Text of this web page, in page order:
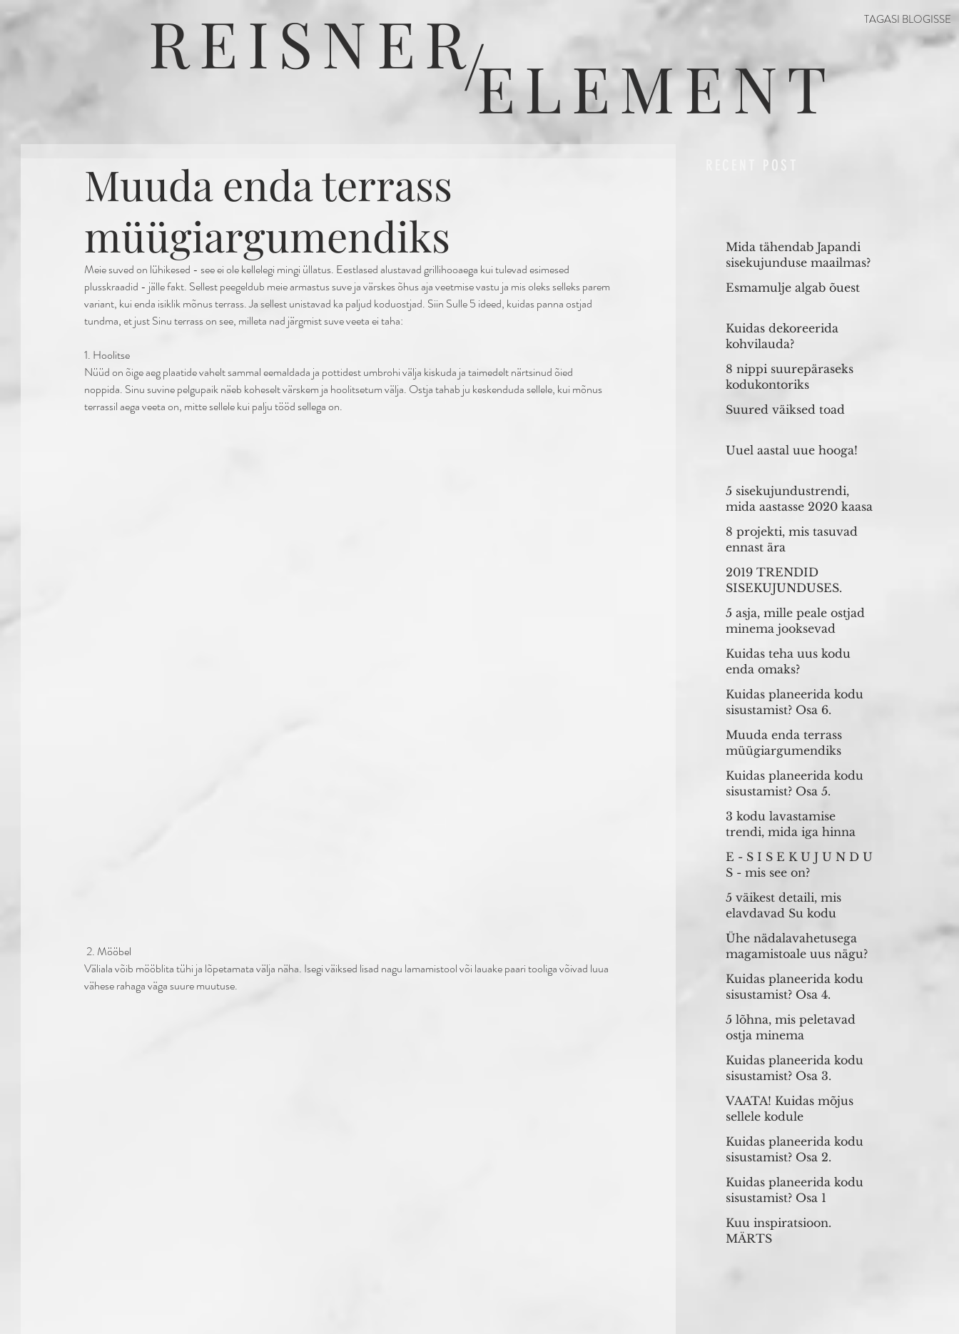
/
ELEMENT
REISNER TAGASI BLOGISSE
Muuda enda terrass
müügiargumendiks
Meie suved on lühikesed - see ei ole kellelegi mingi üllatus. Eestlased alustavad grillihooaega kui tulevad esimesed
plusskraadid - jälle fakt. Sellest peegeldub meie armastus suve ja värskes õhus aja veetmise vastu ja mis oleks selleks parem
variant, kui enda isiklik mõnus terrass. Ja sellest unistavad ka paljud koduostjad. Siin Sulle 5 ideed, kuidas panna ostjad
tundma, et just Sinu terrass on see, milleta nad järgmist suve veeta ei taha:
1. Hoolitse
Nüüd on õige aeg plaatide vahelt sammal eemaldada ja pottidest umbrohi välja kiskuda ja taimedelt närtsinud õied
noppida. Sinu suvine pelgupaik näeb koheselt värskem ja hoolitsetum välja. Ostja tahab ju keskenduda sellele, kui mõnus
terrassil aega veeta on, mitte sellele kui palju tööd sellega on.
2. Mööbel
Väliala võib mööblita tühi ja lõpetamata välja näha. Isegi väiksed lisad nagu lamamistool või lauake paari tooliga võivad luua
vähese rahaga väga suure muutuse.
RECENT POST
Mida tähendab Japandi
sisekujunduse maailmas?
Esmamulje algab õuest
Kuidas dekoreerida
kohvilauda?
8 nippi suurepäraseks
kodukontoriks
Suured väiksed toad
Uuel aastal uue hooga!
5 sisekujundustrendi,
mida aastasse 2020 kaasa
8 projekti, mis tasuvad
ennast ära
2019 TRENDID
SISEKUJUNDUSES.
5 asja, mille peale ostjad
minema jooksevad
Kuidas teha uus kodu
enda omaks?
Kuidas planeerida kodu
sisustamist? Osa 6.
Muuda enda terrass
müügiargumendiks
Kuidas planeerida kodu
sisustamist? Osa 5.
3 kodu lavastamise
trendi, mida iga hinna
E - S I S E K U J U N D U
S - mis see on?
5 väikest detaili, mis
elavdavad Su kodu
müüki
Ühe nädalavahetusega
magamistoale uus nägu?
Täiesti võimalik!
Kuidas planeerida kodu
sisustamist? Osa 4.
5 lõhna, mis peletavad
ostja minema
Kuidas planeerida kodu
sisustamist? Osa 3.
VAATA! Kuidas mõjus
sellele kodule
lavastamine?
Kuidas planeerida kodu
sisustamist? Osa 2.
Kuidas planeerida kodu
sisustamist? Osa 1
Kuu inspiratsioon.
MÄRTS